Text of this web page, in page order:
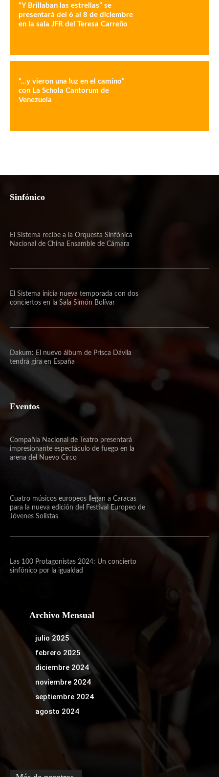
“Y Brillaban las estrellas” se
presentará del 6 al 8 de diciembre
en la sala JFR del Teresa Carreño
“…y vieron una luz en el camino”
con La Schola Cantorum de
Venezuela
Sinfónico
El Sistema recibe a la Orquesta Sinfónica
Nacional de China Ensamble de Cámara
El Sistema inicia nueva temporada con dos
conciertos en la Sala Simón Bolívar
Dakum: El nuevo álbum de Prisca Dávila
tendrá gira en España
Eventos
Compañía Nacional de Teatro presentará
impresionante espectáculo de fuego en la
arena del Nuevo Circo
Cuatro músicos europeos llegan a Caracas
para la nueva edición del Festival Europeo de
Jóvenes Solistas
Las 100 Protagonistas 2024: Un concierto
sinfónico por la igualdad
Archivo Mensual
julio 2025
febrero 2025
diciembre 2024
noviembre 2024
septiembre 2024
agosto 2024